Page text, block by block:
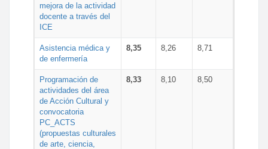
mejora de la actividad
docente a través del
ICE
Asistencia médica y
de enfermería
8,35 8,26 8,71
Programación de
actividades del área
de Acción Cultural y
convocatoria
PC_ACTS
(propuestas culturales
de arte, ciencia,
8,33 8,10 8,50